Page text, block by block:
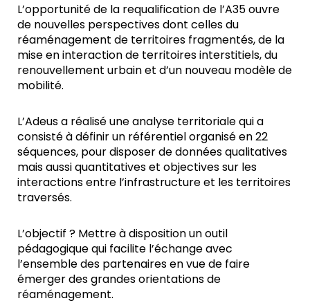
L’opportunité de la requalification de l’A35 ouvre
de nouvelles perspectives dont celles du
réaménagement de territoires fragmentés, de la
mise en interaction de territoires interstitiels, du
renouvellement urbain et d’un nouveau modèle de
mobilité.
L’Adeus a réalisé une analyse territoriale qui a
consisté à définir un référentiel organisé en 22
séquences, pour disposer de données qualitatives
mais aussi quantitatives et objectives sur les
interactions entre l’infrastructure et les territoires
traversés.
L’objectif ? Mettre à disposition un outil
pédagogique qui facilite l’échange avec
l’ensemble des partenaires en vue de faire
émerger des grandes orientations de
réaménagement.